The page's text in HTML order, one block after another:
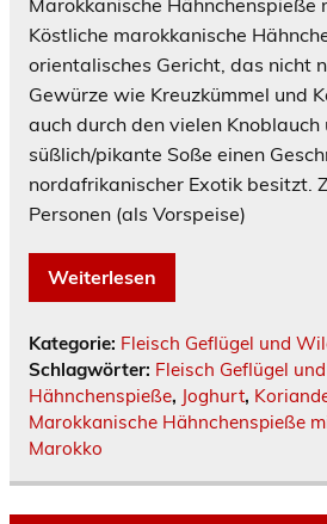
Marokkanische Hähnchenspieße
Köstliche marokkanische
orientalisches Gericht, das nicht
Gewürze wie Kreuzkümmel und
auch durch den vielen
süßlich/pikante Soße einen
nordafrikanischer Exotik besitzt.
Personen (als
Weiterlesen
Kategorie: Fleisch Geflügel und
Schlagwörter: Fleisch Geflügel
Hähnchenspieße, Joghurt,
Marokkanische Hähnchenspieße
Marokko